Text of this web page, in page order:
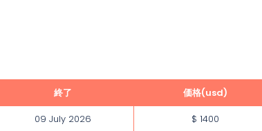
終了 価格(usd)
09 July 2026 $ 1400